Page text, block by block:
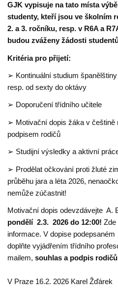
GJK vypisuje na tato místa
studenty, kteří jsou ve školním
2. a 3. ročníku, resp. v R6A a
budou zváženy žádosti
Kritéria pro přijetí:
➢ Kontinuální studium
resp. od sexty do oktávy
➢ Doporučení třídního učitele
➢ Motivační dopis žáka v češtině
podpisem rodičů
➢ Studijní výsledky a aktivní
➢ Prodělat očkování proti žluté
průběhu jara a léta 2026,
nemůže zúčastnit!
Motivační dopis odevzdávejte A.
pondělí 2.3. 2026 do 12:00!Zde
informace. V dopise
doplňte vyjádřením třídního
mailem,souhlas a podpis
V Praze 16.2. 2026 Karel Žďárek